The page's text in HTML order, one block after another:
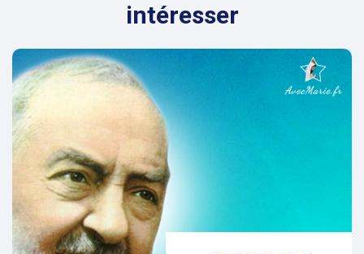
intéresser